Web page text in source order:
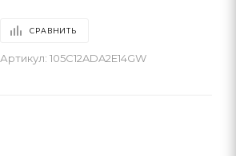
СРАВНИТЬ
Артикул: 105C12ADA2E14GW